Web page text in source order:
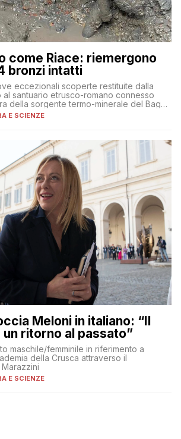
come Riace: riemergono
bronzi intatti
eccezionali scoperte restituite dalla
al santuario etrusco-romano connesso
della sorgente termo-minerale del Bagno
E SCIENZE
Meloni in italiano: “Il
ritorno al passato”
maschile/femminile in riferimento a
della Crusca attraverso il
E SCIENZE